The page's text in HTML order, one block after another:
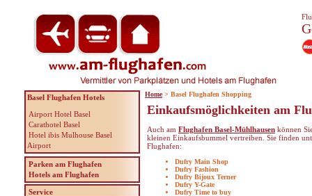
Einkaufsmöglichkeiten am
Auch am Flughafen Basel-Mühlhausen können
kleinen Einkaufsbummel vertreiben. Sie finden
Flughafen:
Dufry Main Shop
Dufry Fashion
Dufry Bijoux Terner
Dufry Y-Gate
Dufry Time to buy
Basel Flughafen Hotels
Airport Hotel Basel
Carathotel Basel
Hotel ibis Mulhouse Basel
Airport
Parken am Flughafen
Hotels am Flughafen
Service
Home > Basel Flughafen Shopping